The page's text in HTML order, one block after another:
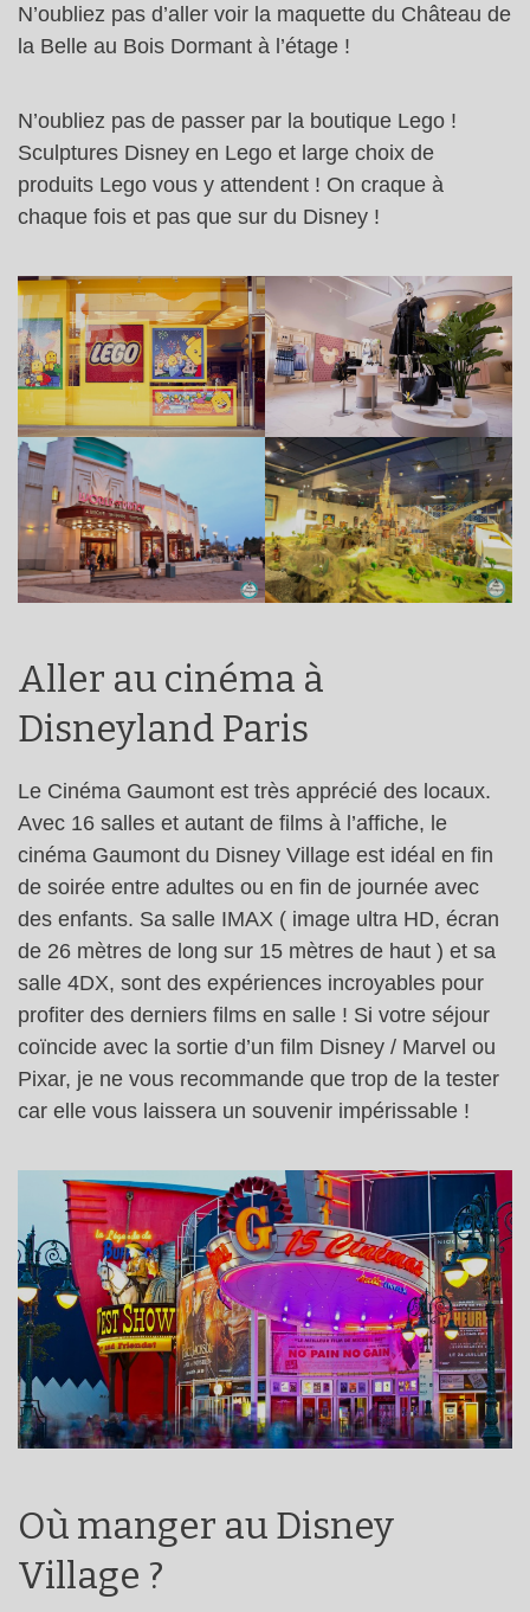
N’oubliez pas d’aller voir la maquette du Château de
la Belle au Bois Dormant à l’étage !
N’oubliez pas de passer par la boutique Lego !
Sculptures Disney en Lego et large choix de
produits Lego vous y attendent ! On craque à
chaque fois et pas que sur du Disney !
Aller au cinéma à
Disneyland Paris
Le Cinéma Gaumont est très apprécié des locaux.
Avec 16 salles et autant de films à l’affiche, le
cinéma Gaumont du Disney Village est idéal en fin
de soirée entre adultes ou en fin de journée avec
des enfants. Sa salle IMAX ( image ultra HD, écran
de 26 mètres de long sur 15 mètres de haut ) et sa
salle 4DX, sont des expériences incroyables pour
profiter des derniers films en salle ! Si votre séjour
coïncide avec la sortie d’un film Disney / Marvel ou
Pixar, je ne vous recommande que trop de la tester
car elle vous laissera un souvenir impérissable !
Où manger au Disney
Village ?